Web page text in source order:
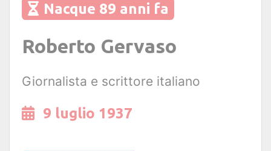
Nacque 89 anni fa
Roberto Gervaso
Giornalista e scrittore italiano
9 luglio 1937